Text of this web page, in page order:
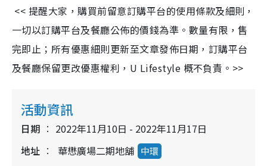
<< 提醒大家，購買前留意訂購平台的使用條款及細則，
一切以訂購平台及餐廳公佈的價錢為準。數量有限，售
完即止；所有優惠細則更新至文章發佈日期，訂購平台
及餐廳保留更改優惠權利，U Lifestyle 概不負責。>>
活動資訊
日期
2022年11月10日 - 2022年11月17日
地址
華懋廣場二期地舖 中環